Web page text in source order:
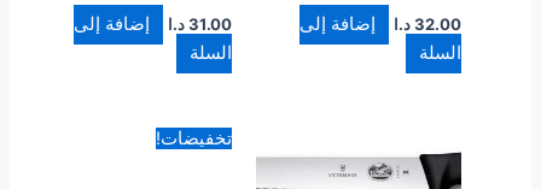
32.00 د.ا
إضافة إلى
السلة
31.00د.ا
إضافة إلى
السلة
تخفيضات!السعر
الأصلي